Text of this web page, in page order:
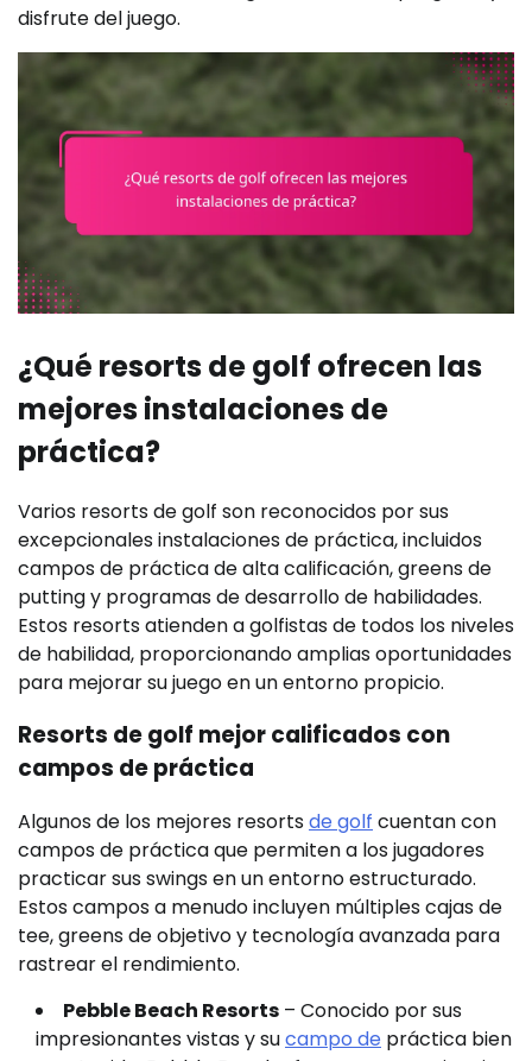
disfrute del juego.
¿Qué resorts de golf ofrecen las
mejores instalaciones de
práctica?
Varios resorts de golf son reconocidos por sus
excepcionales instalaciones de práctica, incluidos
campos de práctica de alta calificación, greens de
putting y programas de desarrollo de habilidades.
Estos resorts atienden a golfistas de todos los niveles
de habilidad, proporcionando amplias oportunidades
para mejorar su juego en un entorno propicio.
Resorts de golf mejor calificados con
campos de práctica
Algunos de los mejores resortsde golf cuentan con
campos de práctica que permiten a los jugadores
practicar sus swings en un entorno estructurado.
Estos campos a menudo incluyen múltiples cajas de
tee, greens de objetivo y tecnología avanzada para
rastrear el rendimiento.
Pebble Beach Resorts – Conocido por sus
impresionantes vistas y sucampo de práctica bien